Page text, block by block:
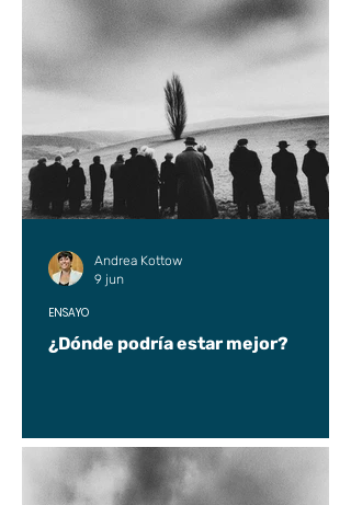
¿Dónde podría estar mejor?
ENSAYO
Andrea Kottow
9 jun